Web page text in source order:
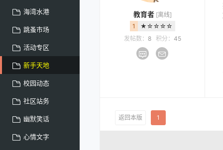
海湾水港
跳蚤市场
活动专区
新手天地
校园动态
社区站务
幽默笑话
心情文字
教育者 [离线]
1
★☆☆☆☆
发帖数： 8 积分： 45
返回本版 1